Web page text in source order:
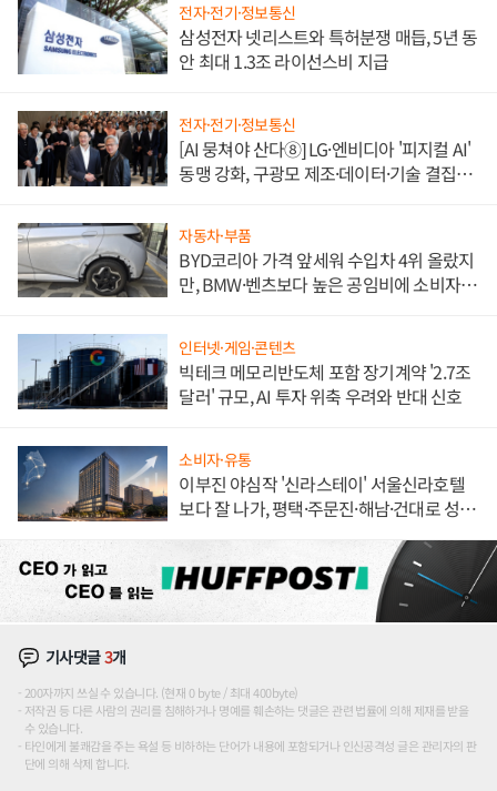
전자·전기·정보통신
삼성전자 넷리스트와 특허분쟁 매듭, 5년 동
안 최대 1.3조 라이선스비 지급
전자·전기·정보통신
[AI 뭉쳐야 산다⑧] LG·엔비디아 '피지컬 AI'
동맹 강화, 구광모 제조·데이터·기술 결집
자동차·부품
BYD코리아 가격 앞세워 수입차 4위 올랐지
만, BMW·벤츠보다 높은 공임비에 소비자
인터넷·게임·콘텐츠
빅테크 메모리반도체 포함 장기계약 '2.7조
달러' 규모, AI 투자 위축 우려와 반대 신호
소비자·유통
이부진 야심작 '신라스테이' 서울신라호텔
보다 잘 나가, 평택·주문진·해남·건대로 성
기사댓글3개
200자까지 쓰실 수 있습니다. (현재 0 byte / 최대 400byte)
저작권 등 다른 사람의 권리를 침해하거나 명예를 훼손하는 댓글은 관련 법률에 의해 제재를 받을
수 있습니다.
타인에게 불쾌감을 주는 욕설 등 비하하는 단어가 내용에 포함되거나 인신공격성 글은 관리자의 판
단에 의해 삭제 합니다.